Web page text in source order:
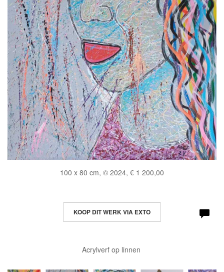
100 x 80 cm, © 2024, € 1 200,00
KOOP DIT WERK VIA EXTO
Acrylverf op linnen